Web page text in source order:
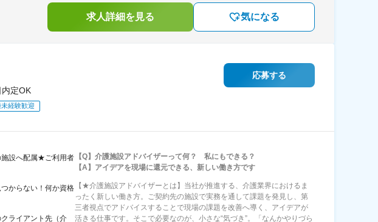
求人詳細を見る 気になる
定OK
経験歓迎
応募する
設へ配属★ご利用者
からない！何か資格
ライアント先（介
【Q】介護施設アドバイザーって何？ 私にもできる？
【A】アイデアを現場に還元できる、新しい働き方です
【★介護施設アドバイザーとは】当社が推進する、介護業界におけるま
ったく新しい働き方。ご契約先の施設で実務を通して課題を発見し、第
三者視点でアドバイスすることで現場の課題を改善へ導く、アイデアが
活きる仕事です。そこで必要なのが、小さな“気づき”。「なんかやりづら